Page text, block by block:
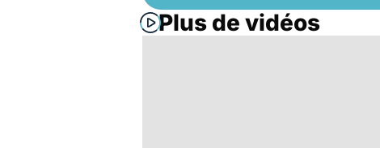
Plus de vidéos